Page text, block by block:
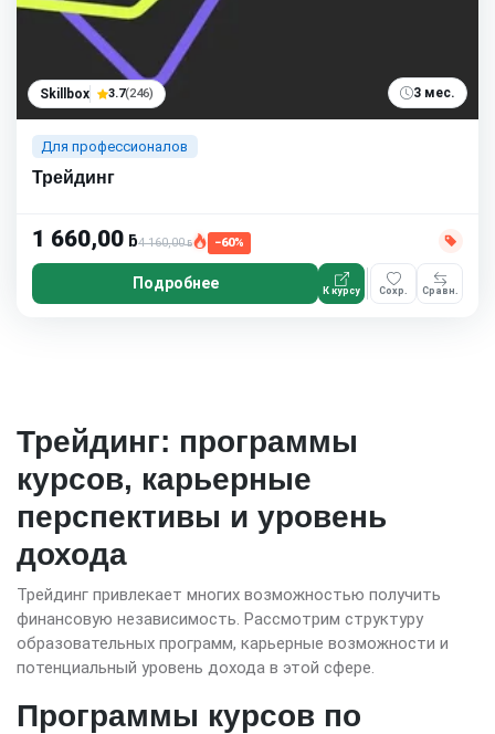
Skillbox 3.7(246) 3 мес.
Для профессионалов
Трейдинг
1 660,00 ƃ4 160,00ƃ −60%
Подробнее К курсу Сохр. Сравн.
Трейдинг: программы
курсов, карьерные
перспективы и уровень
дохода
Трейдинг привлекает многих возможностью получить
финансовую независимость. Рассмотрим структуру
образовательных программ, карьерные возможности и
потенциальный уровень дохода в этой сфере.
Программы курсов по